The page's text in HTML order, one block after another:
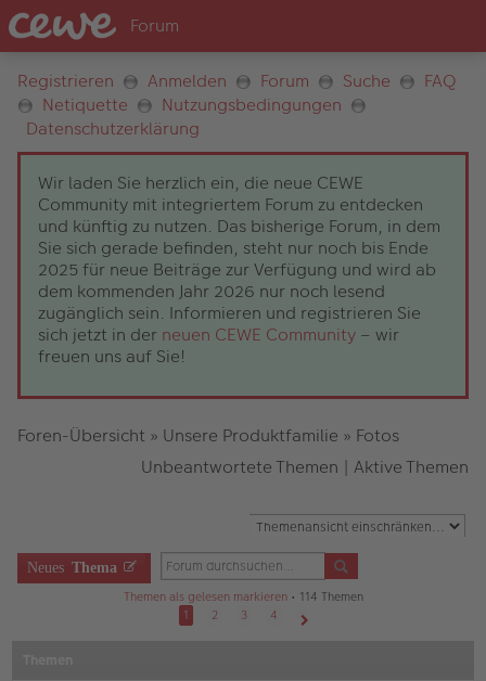
Registrieren Anmelden Forum Suche
FAQ
Netiquette
Nutzungsbedingungen
Datenschutzerklärung
Wir laden Sie herzlich ein, die neue CEWE
Community mit integriertem Forum zu entdecken
und künftig zu nutzen. Das bisherige Forum, in dem
Sie sich gerade befinden, steht nur noch bis Ende
2025 für neue Beiträge zur Verfügung und wird ab
dem kommenden Jahr 2026 nur noch lesend
zugänglich sein. Informieren und registrieren Sie
sich jetzt in der neuen CEWE Community – wir
freuen uns auf Sie!
Foren-Übersicht » Unsere Produktfamilie » Fotos
Unbeantwortete Themen | Aktive Themen
Neues Thema
Themen als gelesen markieren• 114 Themen
1
2 3
4